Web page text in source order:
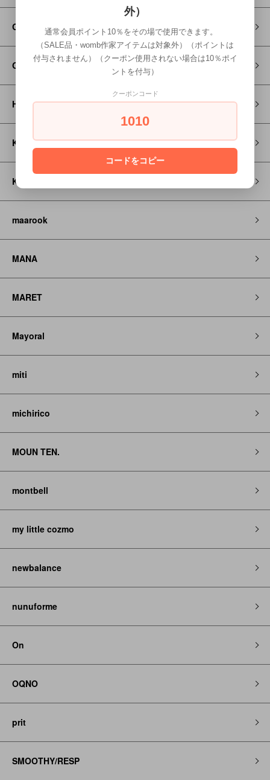
GRAMICCI
GROOVY COLORS
HOSO
KAPITAL
KEEN
maarook
MANA
MARET
Mayoral
miti
michirico
MOUN TEN.
montbell
my little cozmo
newbalance
nunuforme
On
OQNO
prit
SMOOTHY/RESP
外）
通常会員ポイント10％をその場で使用できます。
（SALE品・womb作家アイテムは対象外）（ポイントは
付与されません）（クーポン使用されない場合は10％ポイ
ントを付与）
クーポンコード
1010
コードをコピー